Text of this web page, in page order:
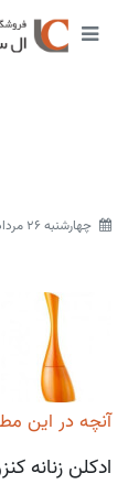
چهارشنبه 26 مرداد 1401
آنچه در این
ادکلن زنانه